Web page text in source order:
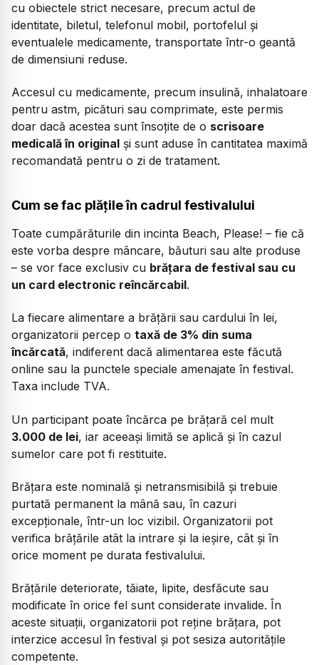
cu obiectele strict necesare, precum actul de
identitate, biletul, telefonul mobil, portofelul și
eventualele medicamente, transportate într-o geantă
de dimensiuni reduse.
Accesul cu medicamente, precum insulină, inhalatoare
pentru astm, picături sau comprimate, este permis
doar dacă acestea sunt însoțite de o scrisoare
medicală în original și sunt aduse în cantitatea maximă
recomandată pentru o zi de tratament.
Cum se fac plățile în cadrul festivalului
Toate cumpărăturile din incinta Beach, Please! – fie că
este vorba despre mâncare, băuturi sau alte produse
– se vor face exclusiv cu brățara de festival sau cu
un card electronic reîncărcabil.
La fiecare alimentare a brățării sau cardului în lei,
organizatorii percep o taxă de 3% din suma
încărcată, indiferent dacă alimentarea este făcută
online sau la punctele speciale amenajate în festival.
Taxa include TVA.
Un participant poate încărca pe brățară cel mult
3.000 de lei, iar aceeași limită se aplică și în cazul
sumelor care pot fi restituite.
Brățara este nominală și netransmisibilă și trebuie
purtată permanent la mână sau, în cazuri
excepționale, într-un loc vizibil. Organizatorii pot
verifica brățările atât la intrare și la ieșire, cât și în
orice moment pe durata festivalului.
Brățările deteriorate, tăiate, lipite, desfăcute sau
modificate în orice fel sunt considerate invalide. În
aceste situații, organizatorii pot reține brățara, pot
interzice accesul în festival și pot sesiza autoritățile
competente.